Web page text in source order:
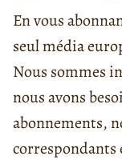
En vous
seul média
Nous sommes
nous avons
abonnements,
correspondants